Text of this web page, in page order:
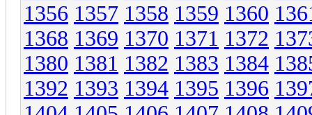
1356 1357 1358 1359 1360
1368 1369 1370 1371 1372
1380 1381 1382 1383 1384
1392 1393 1394 1395 1396